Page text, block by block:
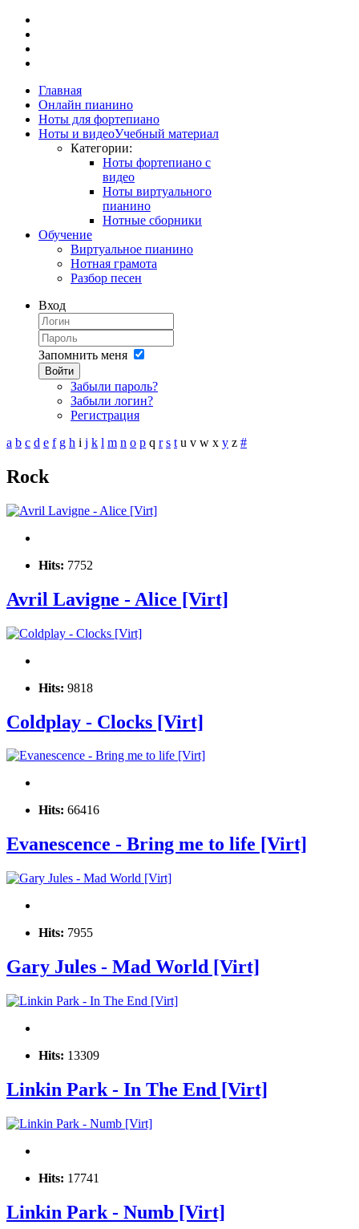
Главная
Онлайн пианино
Ноты для фортепиано
Ноты и видеоУчебный материал
Категории:
Ноты фортепиано с
видео
Ноты виртуального
пианино
Нотные сборники
Обучение
Виртуальное пианино
Нотная грамота
Разбор песен
Вход
Запомнить меня
Войти
Забыли пароль?
Забыли логин?
Регистрация
a b c d e f g h i j k l m n o p q r s t u v w x y z #
Rock
Hits: 7752
Avril Lavigne - Alice [Virt]
Hits: 9818
Coldplay - Clocks [Virt]
Hits: 66416
Evanescence - Bring me to life [Virt]
Hits: 7955
Gary Jules - Mad World [Virt]
Hits: 13309
Linkin Park - In The End [Virt]
Hits: 17741
Linkin Park - Numb [Virt]